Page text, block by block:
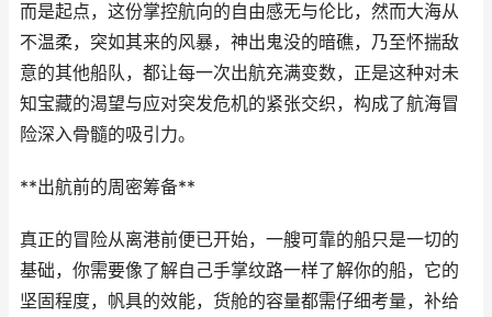
而是起点，这份掌控航向的自由感无与伦比，然而大海从
不温柔，突如其来的风暴，神出鬼没的暗礁，乃至怀揣敌
意的其他船队，都让每一次出航充满变数，正是这种对未
知宝藏的渴望与应对突发危机的紧张交织，构成了航海冒
险深入骨髓的吸引力。
**出航前的周密筹备**
真正的冒险从离港前便已开始，一艘可靠的船只是一切的
基础，你需要像了解自己手掌纹路一样了解你的船，它的
坚固程度，帆具的效能，货舱的容量都需仔细考量，补给